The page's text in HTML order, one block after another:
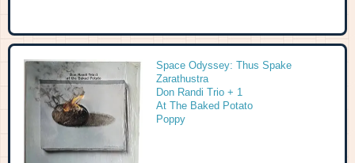
Space Odyssey: Thus Spake
Zarathustra
Don Randi Trio + 1
At The Baked Potato
Poppy